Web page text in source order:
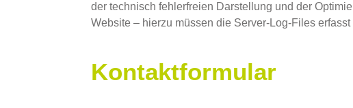
der technisch fehlerfreien Darstellung und der
Website – hierzu müssen die Server-Log-Files erfasst
Kontaktformular